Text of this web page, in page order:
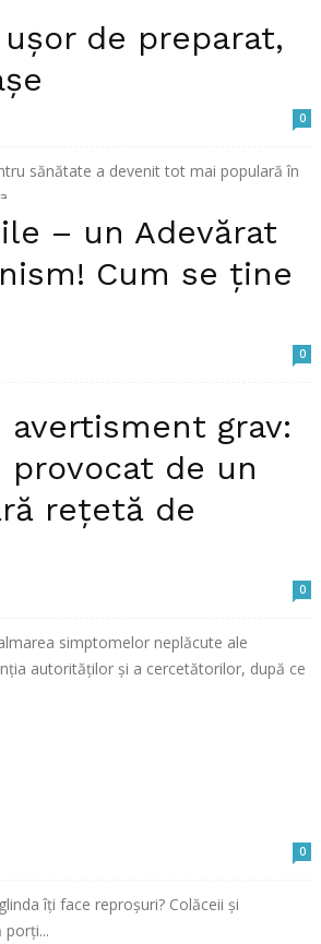
de preparat,
0
sănătate a devenit tot mai populară în
– un Adevărat
Cum se ține
0
acestei perioade,...
grav:
provocat de un
rețetă de
0
simptomelor neplăcute ale
autorităților și a cercetătorilor, după ce
0
îți face reproșuri? Colăceii și